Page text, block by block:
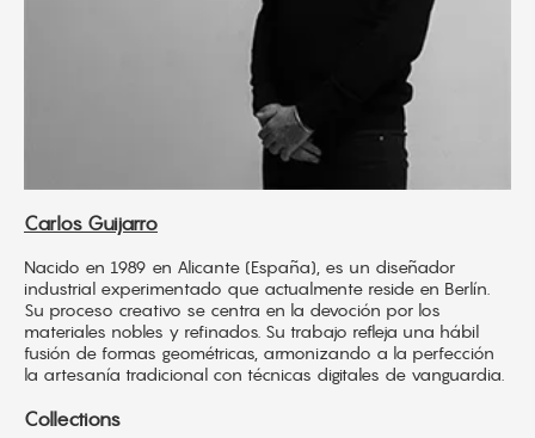
Carlos Guijarro
Nacido en 1989 en Alicante (España), es un diseñador
industrial experimentado que actualmente reside en Berlín.
Su proceso creativo se centra en la devoción por los
materiales nobles y refinados. Su trabajo refleja una hábil
fusión de formas geométricas, armonizando a la perfección
la artesanía tradicional con técnicas digitales de vanguardia.
Collections